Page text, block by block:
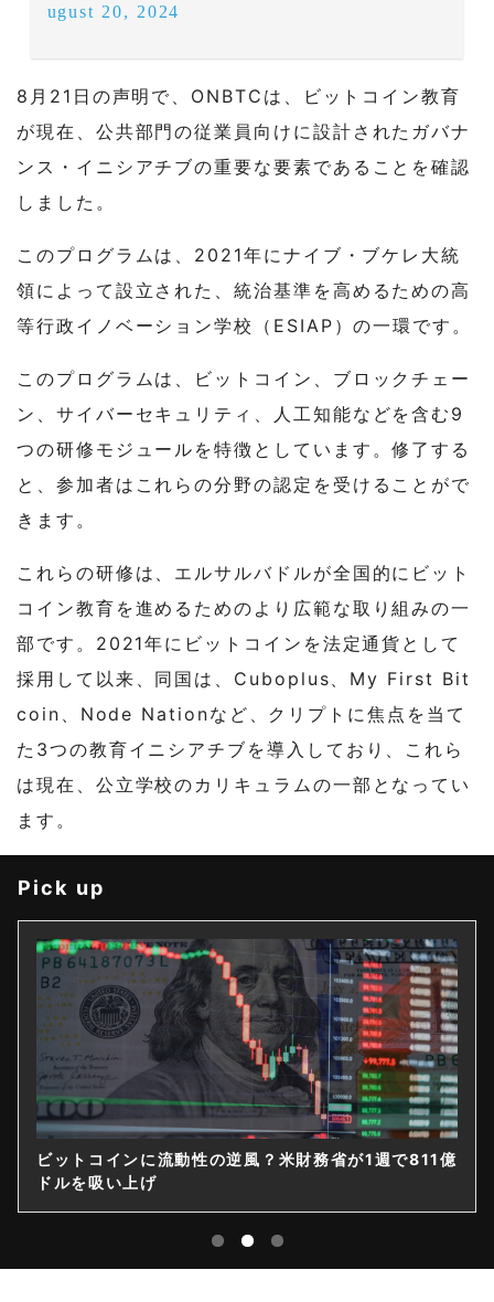
ugust 20, 2024
8月21日の声明で、ONBTCは、ビットコイン教育
が現在、公共部門の従業員向けに設計されたガバナ
ンス・イニシアチブの重要な要素であることを確認
しました。
このプログラムは、2021年にナイブ・ブケレ大統
領によって設立された、統治基準を高めるための高
等行政イノベーション学校（ESIAP）の一環です。
このプログラムは、ビットコイン、ブロックチェー
ン、サイバーセキュリティ、人工知能などを含む9
つの研修モジュールを特徴としています。修了する
と、参加者はこれらの分野の認定を受けることがで
きます。
これらの研修は、エルサルバドルが全国的にビット
コイン教育を進めるためのより広範な取り組みの一
部です。2021年にビットコインを法定通貨として
採用して以来、同国は、Cuboplus、My First Bit
coin、Node Nationなど、クリプトに焦点を当て
た3つの教育イニシアチブを導入しており、これら
は現在、公立学校のカリキュラムの一部となってい
ます。
Pick up
ビットコインに流動性の逆風？米財務省が1週で811億
ドルを吸い上げ